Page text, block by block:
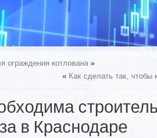
ограждения котлована »
« Как сделать так,
в Краснодаре